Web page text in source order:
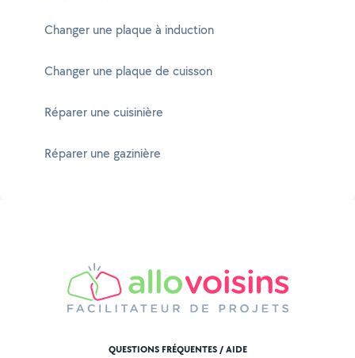
Changer une plaque à induction
Changer une plaque de cuisson
Réparer une cuisinière
Réparer une gazinière
QUESTIONS FRÉQUENTES / AIDE